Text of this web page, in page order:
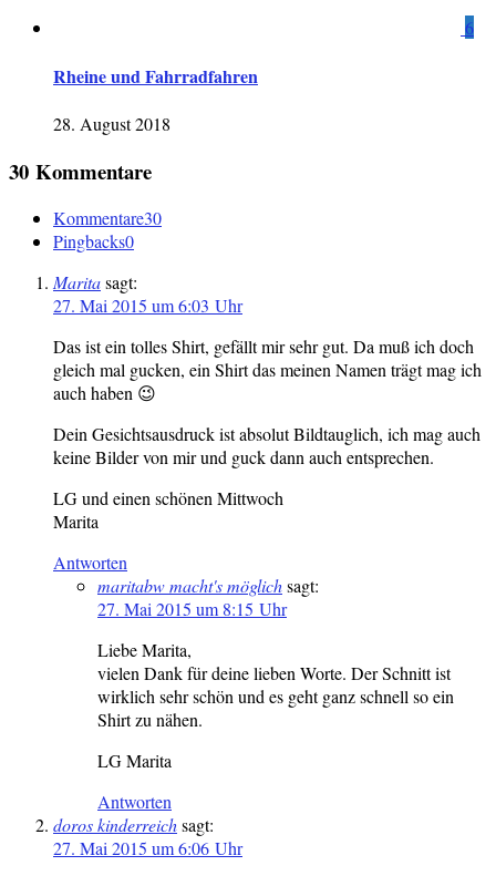
6
Rheine und Fahrradfahren
28. August 2018
30 Kommentare
Kommentare30
Pingbacks0
Maritasagt:
27. Mai 2015 um 6:03 Uhr
Das ist ein tolles Shirt, gefällt mir sehr gut. Da muß ich doch
gleich mal gucken, ein Shirt das meinen Namen trägt mag ich
auch haben 😉
Dein Gesichtsausdruck ist absolut Bildtauglich, ich mag auch
keine Bilder von mir und guck dann auch entsprechen.
LG und einen schönen Mittwoch
Marita
Antworten
maritabw macht's möglichsagt:
27. Mai 2015 um 8:15 Uhr
Liebe Marita,
vielen Dank für deine lieben Worte. Der Schnitt ist
wirklich sehr schön und es geht ganz schnell so ein
Shirt zu nähen.
LG Marita
Antworten
doros kinderreichsagt:
27. Mai 2015 um 6:06 Uhr